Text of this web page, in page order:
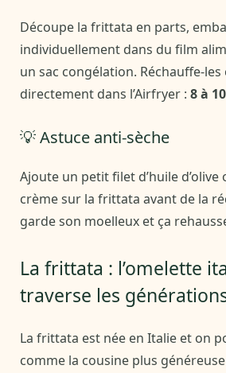
Découpe la frittata en parts,
individuellement dans du film
un sac congélation. Réchauffe-
directement dans l’Airfryer : 8 à
💡 Astuce anti-sèche
Ajoute un petit filet d’huile
crème sur la frittata avant de la
garde son moelleux et ça
La frittata : l’omelette
traverse les
La frittata est née en Italie et on
comme la cousine plus